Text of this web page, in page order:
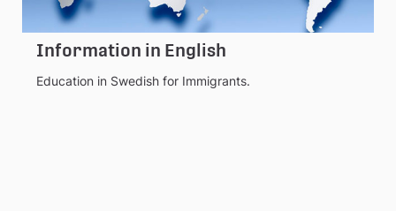
Information in English
Education in Swedish for Immigrants.